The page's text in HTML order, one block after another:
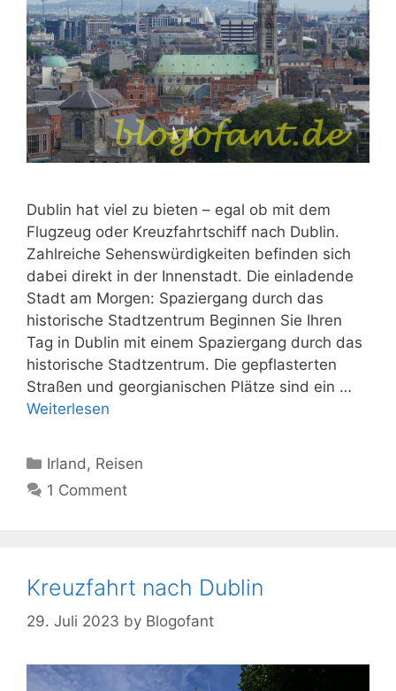
Dublin hat viel zu bieten – egal ob mit dem
Flugzeug oder Kreuzfahrtschiff nach Dublin.
Zahlreiche Sehenswürdigkeiten befinden sich
dabei direkt in der Innenstadt. Die einladende
Stadt am Morgen: Spaziergang durch das
historische Stadtzentrum Beginnen Sie Ihren
Tag in Dublin mit einem Spaziergang durch das
historische Stadtzentrum. Die gepflasterten
Straßen und georgianischen Plätze sind ein …
Weiterlesen
Kategorien
Irland , Reisen
1 Comment
Kreuzfahrt nach Dublin
29. Juli 2023 by Blogofant